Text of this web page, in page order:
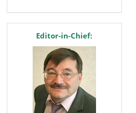
editorEditor-in-Chief: